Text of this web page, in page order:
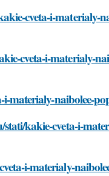
cveta-i-
cveta-i-materialy-
materialy-naibolee-
kakie-cveta-i-
i-materialy-